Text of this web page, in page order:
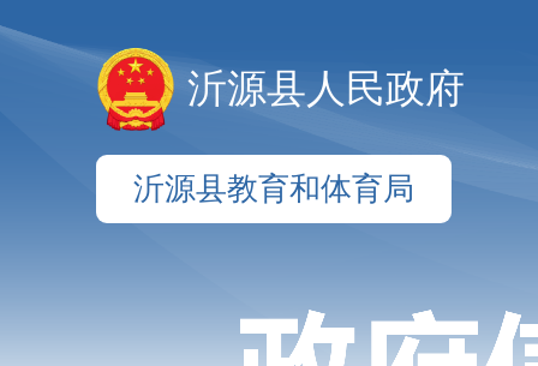
沂源县人民政府
沂源县教育和体育局